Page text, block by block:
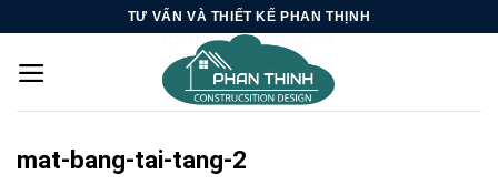
content
TƯ VẤN VÀ THIẾT KẾ PHAN THỊNH
mat-bang-tai-tang-2